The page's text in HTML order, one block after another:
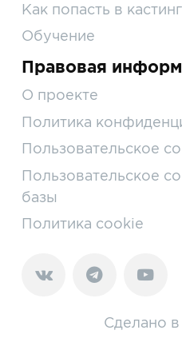
Как попасть в
Обучение
Правовая
О проекте
Политика
Пользовательское
Пользовательское
базы
Политика cookie
Сделано в